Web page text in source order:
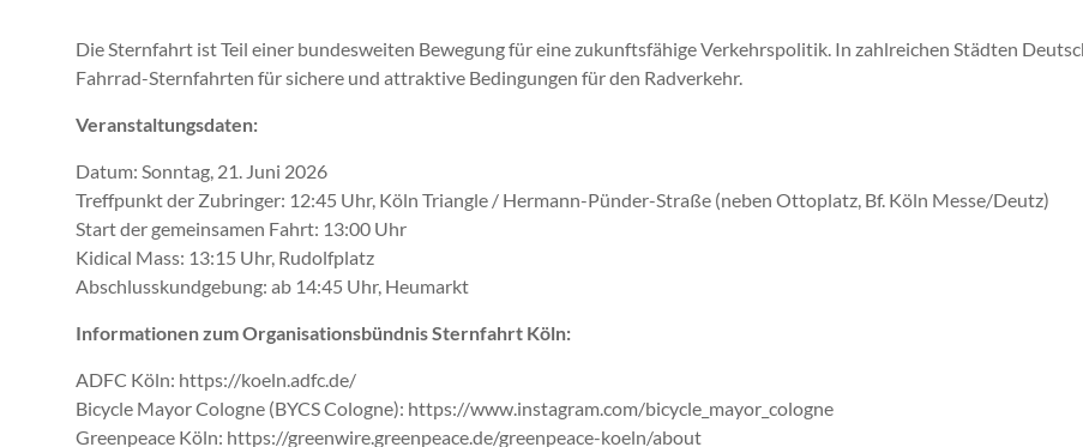
Die Sternfahrt ist Teil einer bundesweiten Bewegung für eine zukunftsfähige Verkehrspolitik. In zahlreichen Städten
Fahrrad-Sternfahrten für sichere und attraktive Bedingungen für den Radverkehr.
Veranstaltungsdaten:
Datum: Sonntag, 21. Juni 2026
Treffpunkt der Zubringer: 12:45 Uhr, Köln Triangle / Hermann-Pünder-Straße (neben Ottoplatz, Bf. Köln Messe/Deutz)
Start der gemeinsamen Fahrt: 13:00 Uhr
Kidical Mass: 13:15 Uhr, Rudolfplatz
Abschlusskundgebung: ab 14:45 Uhr, Heumarkt
Informationen zum Organisationsbündnis Sternfahrt Köln:
ADFC Köln: https://koeln.adfc.de/
Bicycle Mayor Cologne (BYCS Cologne): https://www.instagram.com/bicycle_mayor_cologne
Greenpeace Köln: https://greenwire.greenpeace.de/greenpeace-koeln/about